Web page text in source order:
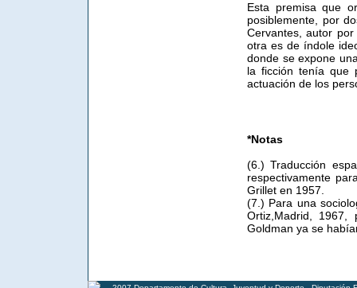
Esta premisa que
posiblemente, por
Cervantes, autor
otra es de índole
donde se expone
la ficción tenía que
actuación de los
*Notas
(6.) Traducción
respectivamente
Grillet en 1957.
(7.) Para una
Ortiz,Madrid,
Goldman ya se